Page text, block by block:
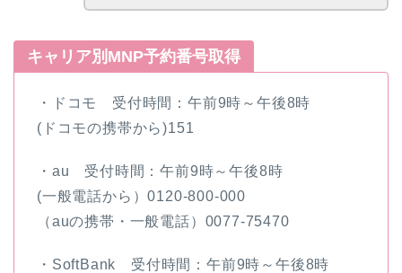
キャリア別MNP予約番号取得
・ドコモ 受付時間：午前9時～午後8時
(ドコモの携帯から)151
・au 受付時間：午前9時～午後8時
(一般電話から）0120-800-000
（auの携帯・一般電話）0077-75470
・SoftBank 受付時間：午前9時～午後8時